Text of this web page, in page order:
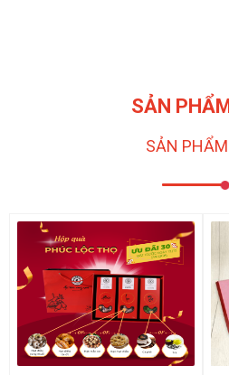
SẢN
SẢN